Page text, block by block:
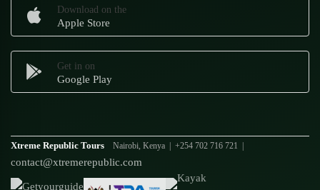
Download on the
Apple Store
Get in on
Google Play
Xtreme Republic Tours Nairobi, Kenya | +254 702 716 721 |
contact@xtremerepublic.com